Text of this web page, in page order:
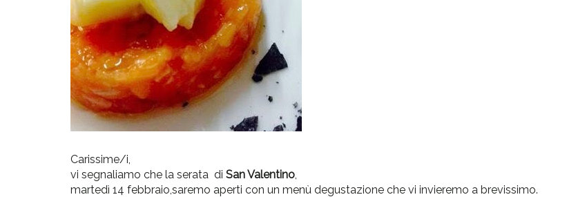
Carissime/i,
vi segnaliamo che la serata di San Valentino,
martedì 14 febbraio,saremo aperti con un menù degustazione che vi invieremo a brevissimo.